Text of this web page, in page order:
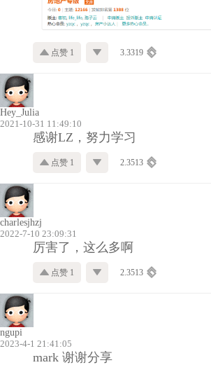
点赞 1 3.3319
Hey_Julia
2021-10-31 11:49:10
感谢LZ，努力学习
点赞 1 2.3513
charlesjhzj
2022-7-10 23:09:31
厉害了，这么多啊
点赞 1 2.3513
ngupi
2023-4-1 21:41:05
mark 谢谢分享